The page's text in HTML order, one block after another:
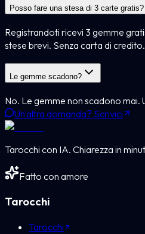
Posso fare una stesa di 3 carte gratis?
Registrandoti ricevi 3 gemme
stese brevi. Senza carta di credito.
Le gemme scadono?
No. Le gemme non scadono mai.
Un'altra domanda? Scrivici
Tarocchi con IA. Chiarezza in
Fatto con amore
Tarocchi
Tarocchi